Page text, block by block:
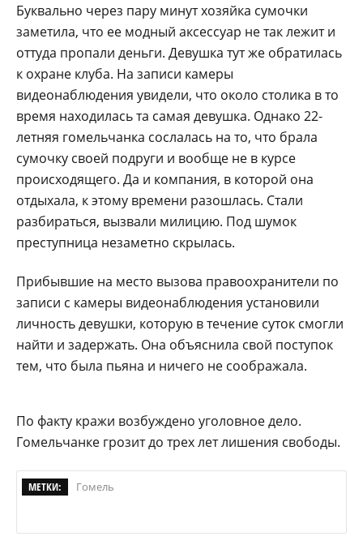
Буквально через пару минут хозяйка сумочки
заметила, что ее модный аксессуар не так лежит и
оттуда пропали деньги. Девушка тут же обратилась
к охране клуба. На записи камеры
видеонаблюдения увидели, что около столика в то
время находилась та самая девушка. Однако 22-
летняя гомельчанка сослалась на то, что брала
сумочку своей подруги и вообще не в курсе
происходящего. Да и компания, в которой она
отдыхала, к этому времени разошлась. Стали
разбираться, вызвали милицию. Под шумок
преступница незаметно скрылась.
Прибывшие на место вызова правоохранители по
записи с камеры видеонаблюдения установили
личность девушки, которую в течение суток смогли
найти и задержать. Она объяснила свой поступок
тем, что была пьяна и ничего не соображала.
По факту кражи возбуждено уголовное дело.
Гомельчанке грозит до трех лет лишения свободы.
МЕТКИ: Гомель